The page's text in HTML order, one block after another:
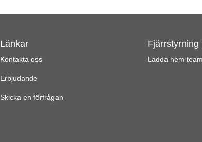
Länkar
Kontakta oss
Erbjudande
Skicka en förfrågan
Fjärrstyrning
Ladda hem